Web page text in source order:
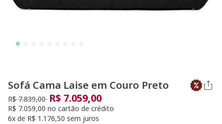
Sofá Cama Laise em Couro Preto
Preço reduzido de
R$ 7.839,00 para
R$ 7.059,00
R$ 7.059,00 no cartão de crédito
6x de R$ 1.176,50 sem juros